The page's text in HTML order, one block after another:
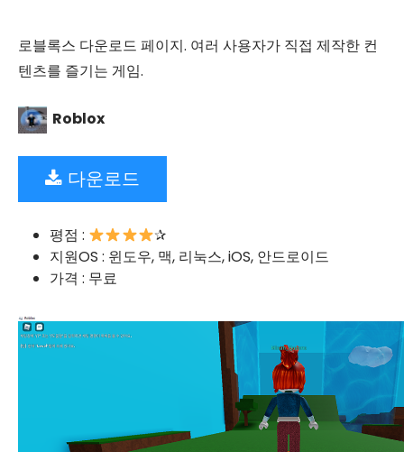
로블록스 다운로드 페이지. 여러 사용자가 직접 제작한 컨
텐츠를 즐기는 게임.
Roblox
다운로드
평점 :
✰
지원OS : 윈도우, 맥, 리눅스, iOS, 안드로이드
가격 : 무료